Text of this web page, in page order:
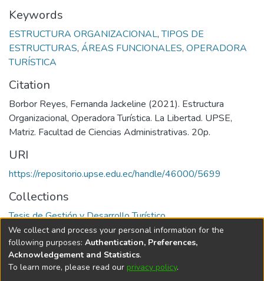
Keywords
ESTRUCTURA ORGANIZACIONAL,TIPOS DE
ESTRUCTURAS, ÁREAS FUNCIONALES, OPERADORA
TURÍSTICA
Citation
Borbor Reyes, Fernanda Jackeline (2021). Estructura
Organizacional, Operadora Turística. La Libertad. UPSE,
Matriz. Facultad de Ciencias Administrativas. 20p.
URI
https://repositorio.upse.edu.ec/handle/46000/5699
Collections
Tesis de Gestión y Desarrollo Turístico
Full item page
DSpace softwarecopyright © 2002-2026
We collect and process your personal information for the
following purposes: Authentication, Preferences,
Acknowledgement and Statistics.
To learn more, please read our privacy policy.